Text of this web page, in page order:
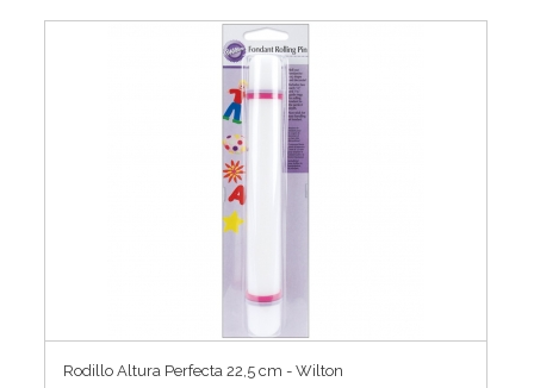
Rodillo Altura Perfecta 22,5 cm - Wilton